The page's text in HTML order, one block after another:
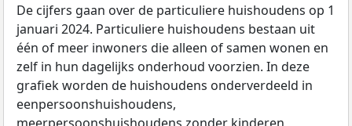
De cijfers gaan over de particuliere huishoudens op 1
januari 2024. Particuliere huishoudens bestaan uit
één of meer inwoners die alleen of samen wonen en
zelf in hun dagelijks onderhoud voorzien. In deze
grafiek worden de huishoudens onderverdeeld in
eenpersoonshuishoudens,